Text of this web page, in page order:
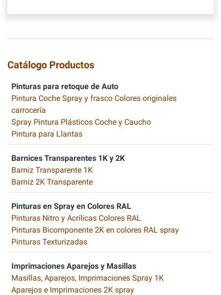
Catálogo Productos
Pinturas para retoque de Auto
Pintura Coche Spray y frasco Colores originales
carrocería
Spray Pintura Plásticos Coche y Caucho
Pintura para Llantas
Barnices Transparentes 1K y 2K
Barniz Transparente 1K
Barniz 2K Transparente
Pinturas en Spray en Colores RAL
Pinturas Nitro y Acrílicas Colores RAL
Pinturas Bicomponente 2K en colores RAL spray
Pinturas Texturizadas
Imprimaciones Aparejos y Masillas
Masillas, Aparejos, Imprimaciones Spray 1K
Aparejos e Imprimaciones 2K spray